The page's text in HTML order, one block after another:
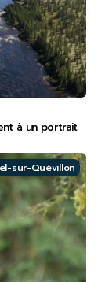
à un portrait
sur-Quévillon